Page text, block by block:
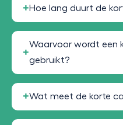
Hoe lang duurt de
Waarvoor wordt een
gebruikt?
Wat meet de korte